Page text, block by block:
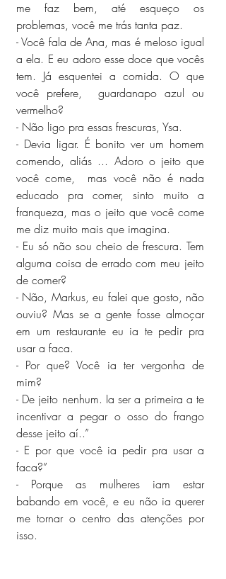
me faz bem, até esqueço os
problemas, você me trás tanta paz.
- Você fala de Ana, mas é meloso igual
a ela. E eu adoro esse doce que vocês
tem. Já esquentei a comida. O que
você prefere,  guardanapo azul ou
vermelho?
- Não ligo pra essas frescuras, Ysa.
- Devia ligar. É bonito ver um homem
comendo, aliás ... Adoro o jeito que
você come,  mas você não é nada
educado pra comer, sinto muito a
franqueza, mas o jeito que você come
me diz muito mais que imagina.
- Eu só não sou cheio de frescura. Tem
alguma coisa de errado com meu jeito
de comer?
- Não, Markus, eu falei que gosto, não
ouviu? Mas se a gente fosse almoçar
em um restaurante eu ia te pedir pra
usar a faca.
- Por que? Você ia ter vergonha de
mim?
- De jeito nenhum. Ia ser a primeira a te
incentivar a pegar o osso do frango
desse jeito aí..”
- E por que você ia pedir pra usar a
faca?”
- Porque as mulheres iam estar
babando em você, e eu não ia querer
me tornar o centro das atenções por
isso.